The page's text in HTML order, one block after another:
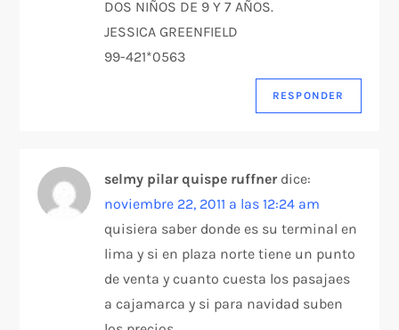
DOS NIÑOS DE 9 Y 7 AÑOS.
JESSICA GREENFIELD
99-421*0563
RESPONDER
selmy pilar quispe ruffner dice:
noviembre 22, 2011 a las 12:24 am
quisiera saber donde es su terminal en
lima y si en plaza norte tiene un punto
de venta y cuanto cuesta los pasajaes
a cajamarca y si para navidad suben